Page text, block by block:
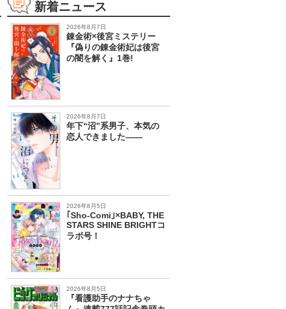
新着ニュース
2026年8月7日
錬金術×後宮ミステリー
『偽りの錬金術妃は後宮
の闇を解く』1巻!
2026年8月7日
年下“沼”系男子、本気の
恋人できました――
2026年8月5日
｢Sho-Comi｣×BABY, THE
STARS SHINE BRIGHTコ
ラボ号！
2026年8月5日
『看護助手のナナちゃ